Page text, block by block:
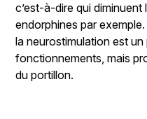
c’est-à-dire qui
endorphines par
la neurostimulation est
fonctionnements, mais
du portillon.